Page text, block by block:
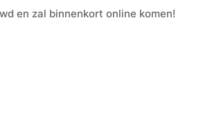
en zal binnenkort online komen!